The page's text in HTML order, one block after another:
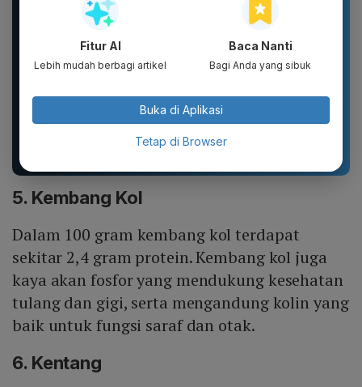
tissu jolly pop up, jolly
250 shet, jolly 200shet
DXPRO - Jersey Reguler
HUT RI Kemerdekaan
Drop 1...
5. Kembang Kol
Dalam 100 gram kembang kol terdapat
sekitar 2,4 gram protein. Kembang kol juga
kaya akan fosfor yang mendukung kesehatan
tulang dan gigi, serta mengandung kolin yang
baik untuk fungsi saraf dan otak.
6. Kentang
Fitur AI
Lebih mudah berbagi artikel
Baca Nanti
Bagi Anda yang sibuk
Buka di Aplikasi
Tetap di Browser